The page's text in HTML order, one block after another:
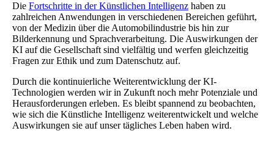
Die Fortschritte in der Künstlichen Intelligenz haben zu
zahlreichen Anwendungen in verschiedenen Bereichen geführt,
von der Medizin über die Automobilindustrie bis hin zur
Bilderkennung und Sprachverarbeitung. Die Auswirkungen der
KI auf die Gesellschaft sind vielfältig und werfen gleichzeitig
Fragen zur Ethik und zum Datenschutz auf.
Durch die kontinuierliche Weiterentwicklung der KI-
Technologien werden wir in Zukunft noch mehr Potenziale und
Herausforderungen erleben. Es bleibt spannend zu beobachten,
wie sich die Künstliche Intelligenz weiterentwickelt und welche
Auswirkungen sie auf unser tägliches Leben haben wird.